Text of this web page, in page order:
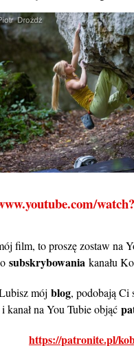
film, to proszę zostaw na
subskrybowania kanału
mój blog, podobają Ci
na You Tubie objąć
https://patronite.pl/